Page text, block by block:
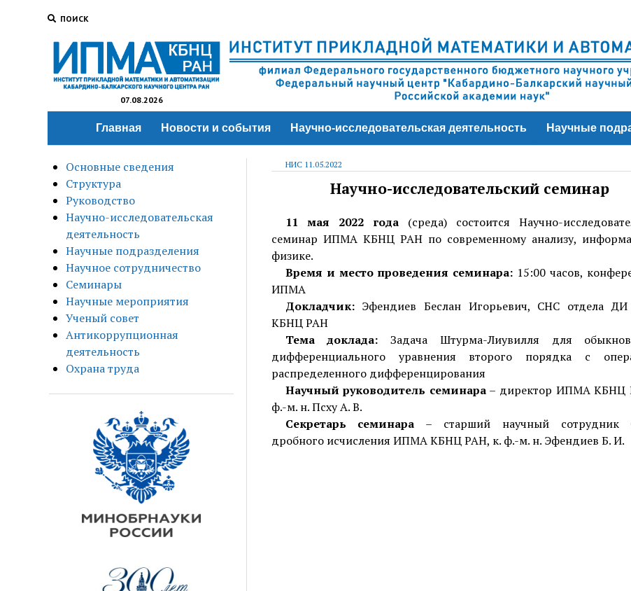
ПОИСК
07.08.2026
Главная Новости и события Научно-исследовательская деятельность Научные
Основные сведения
Структура
Руководство
Научно-исследовательская
деятельность
Научные подразделения
Научное сотрудничество
Семинары
Научные мероприятия
Ученый совет
Антикоррупционная
деятельность
Охрана труда
НИС 11.05.2022
Научно-исследовательский семинар
11 мая 2022 года(среда) состоится Научно-
семинар ИПМА КБНЦ РАН по современному анализу,
физике.
Время и место проведения семинара: 15:00 часов,
ИПМА
Докладчик:Эфендиев Беслан Игорьевич, СНС отдела
КБНЦ РАН
Тема доклада: Задача Штурма-Лиувилля для
дифференциального уравнения второго порядка с
распределенного дифференцирования
Научный руководитель семинара– директор ИПМА КБНЦ
ф.-м. н. Псху А. В.
Секретарь семинара – старший научный сотрудник
дробного исчисления ИПМА КБНЦ РАН, к. ф.-м. н. Эфендиев Б. И.